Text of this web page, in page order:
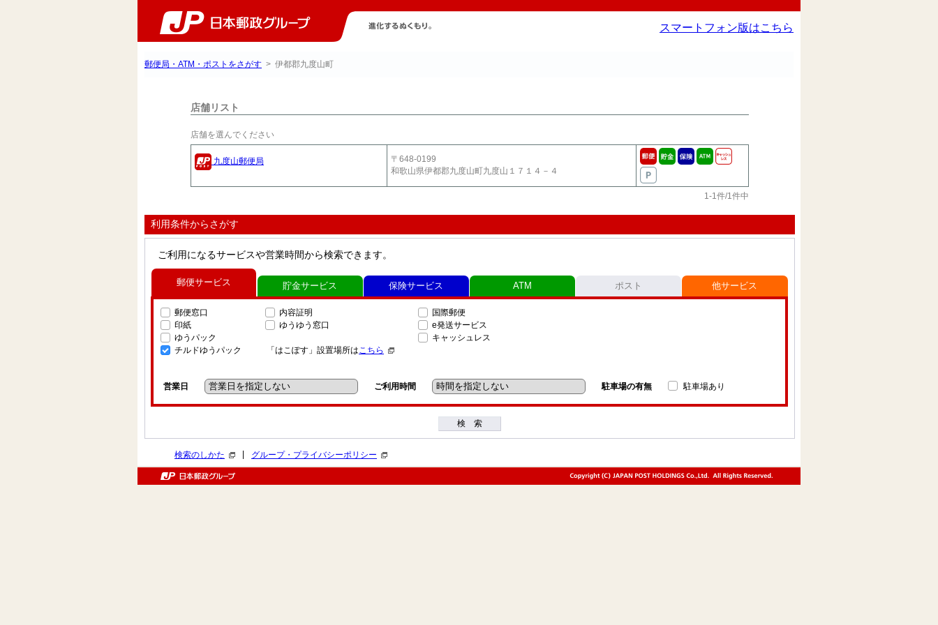
スマートフォン版はこちら
郵便局・ATM・ポストをさがす > 伊都郡九度山町
店舗リスト
店舗を選んでください
九度山郵便局
〒648-0199
和歌山県伊都郡九度山町九度山１７１４－４
1-1件/1件中
利用条件からさがす
ご利用になるサービスや営業時間から検索できます。
郵便サービス
郵便窓口
印紙
ゆうパック
チルドゆうパック
内容証明
ゆうゆう窓口
「はこぽす」設置場所はこちら
国際郵便
e発送サービス
キャッシュレス
営業日 ご利用時間 駐車場の有無 駐車場あり
貯金サービス 保険サービス ATM ポスト 他サービス
検 索
検索のしかた グループ・プライバシーポリシー